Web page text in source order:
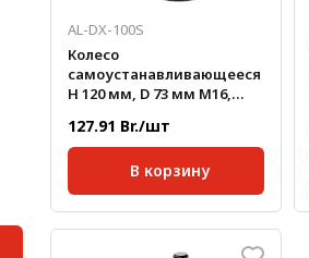
AL-DX-100S
Колесо
самоустанавливающееся
H 120 мм, D 73 мм М16,
127.91 Br./шт
В корзину
Масса, кг/шт:
0,026
73